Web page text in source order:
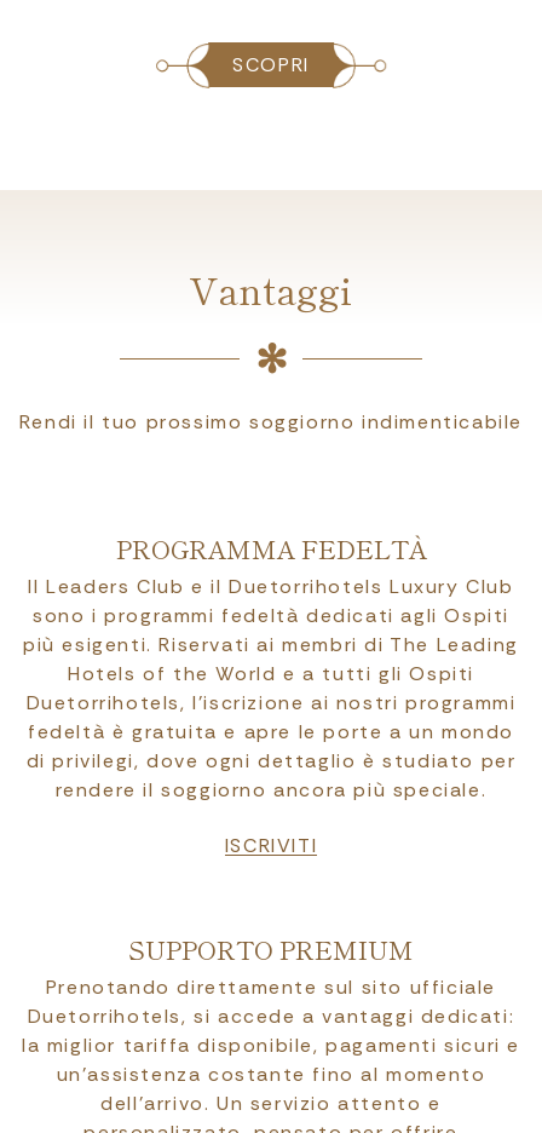
SCOPRI
Vantaggi
Rendi il tuo prossimo soggiorno indimenticabile
PROGRAMMA FEDELTÀ
Il Leaders Club e il Duetorrihotels Luxury Club
sono i programmi fedeltà dedicati agli Ospiti
più esigenti. Riservati ai membri di The Leading
Hotels of the World e a tutti gli Ospiti
Duetorrihotels, l’iscrizione ai nostri programmi
fedeltà è gratuita e apre le porte a un mondo
di privilegi, dove ogni dettaglio è studiato per
rendere il soggiorno ancora più speciale.
ISCRIVITI
SUPPORTO PREMIUM
Prenotando direttamente sul sito ufficiale
Duetorrihotels, si accede a vantaggi dedicati:
la miglior tariffa disponibile, pagamenti sicuri e
un’assistenza costante fino al momento
dell’arrivo. Un servizio attento e